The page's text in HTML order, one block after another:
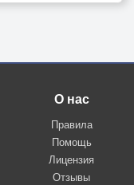
О нас
Правила
Помощь
Лицензия
Отзывы